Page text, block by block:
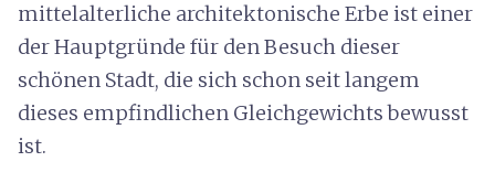
mittelalterliche architektonische Erbe ist einer
der Hauptgründe für den Besuch dieser
schönen Stadt, die sich schon seit langem
dieses empfindlichen Gleichgewichts bewusst
ist.